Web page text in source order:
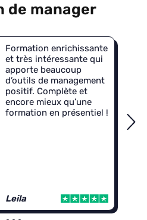
de manager
Formation enrichissante
et très intéressante qui
apporte beaucoup
d’outils de management
positif. Complète et
encore mieux qu’une
formation en présentiel !
Leila